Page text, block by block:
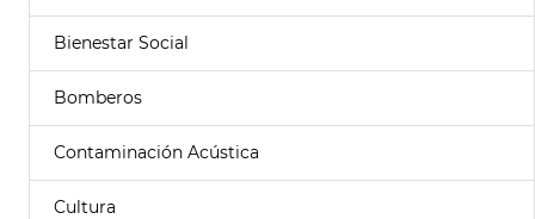
Bienestar Social
Bomberos
Contaminación Acústica
Cultura